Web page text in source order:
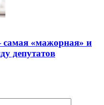
«мажорная» и
депутатов